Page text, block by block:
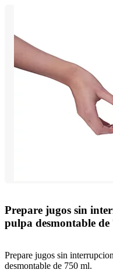
Prepare jugos sin
pulpa desmontable de
Prepare jugos sin
desmontable de 750 ml.